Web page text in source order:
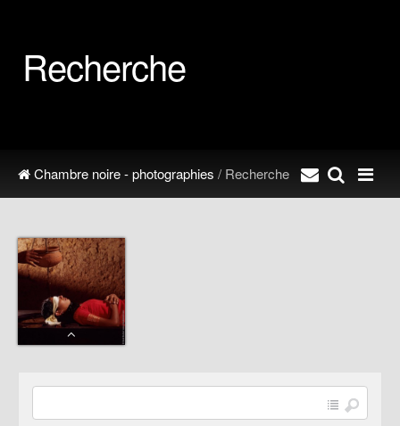
Recherche
Chambre noire - photographies / Recherche